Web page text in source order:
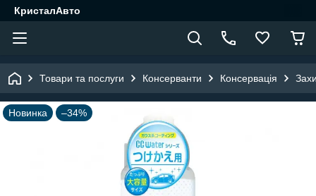
КристалАвто
Товари та послуги Консерванти Консервація
Новинка –34%